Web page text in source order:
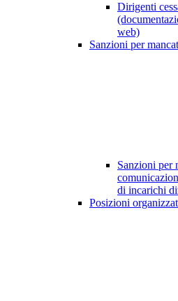
Dirigenti
web)
Sanzioni per
Sanzioni per
di incarichi
Posizioni